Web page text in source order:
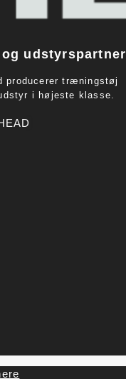
udstyrspartner
producerer træningstøj
i højeste klasse.